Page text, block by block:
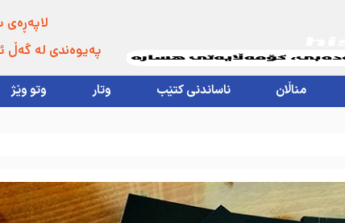
پەیوەندی لە گەڵ
مناڵان ناساندنی کتێب وتار وتو وێژ